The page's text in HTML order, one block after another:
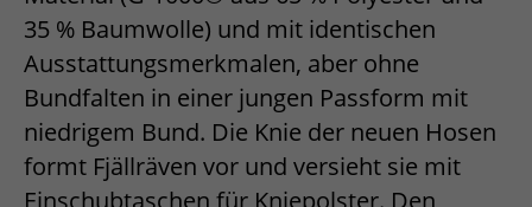
35 % Baumwolle) und mit identischen
Ausstattungsmerkmalen, aber ohne
Bundfalten in einer jungen Passform mit
niedrigem Bund. Die Knie der neuen Hosen
formt Fjällräven vor und versieht sie mit